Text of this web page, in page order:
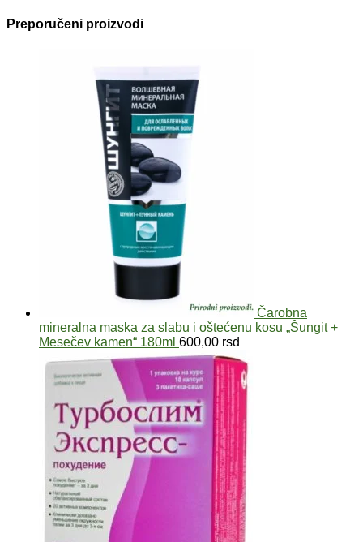
Preporučeni proizvodi
Čarobna
mineralna maska za slabu i oštećenu kosu „Šungit +
Mesečev kamen“ 180ml 600,00 rsd